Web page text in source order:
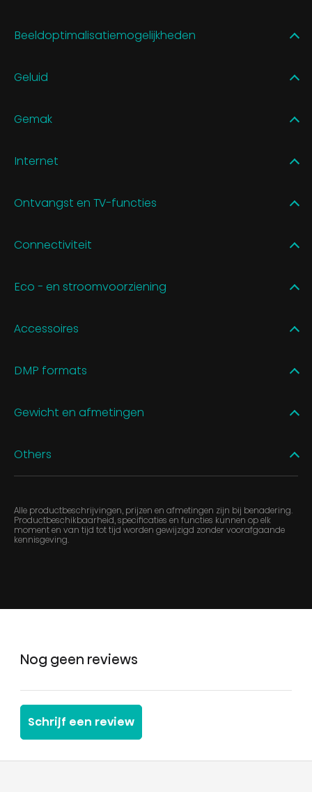
Beeldoptimalisatiemogelijkheden
Geluid
Gemak
Internet
Ontvangst en TV-functies
Connectiviteit
Eco - en stroomvoorziening
Accessoires
DMP formats
Gewicht en afmetingen
Others
Alle productbeschrijvingen, prijzen en afmetingen zijn bij benadering.
Productbeschikbaarheid, specificaties en functies kunnen op elk
moment en van tijd tot tijd worden gewijzigd zonder voorafgaande
kennisgeving.
Nog geen reviews
Schrijf een review